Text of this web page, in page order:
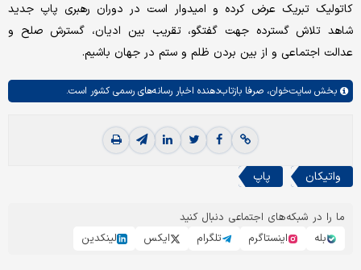
کاتولیک تبریک عرض کرده و امیدوار است در دوران رهبری پاپ جدید
شاهد تلاش گسترده جهت گفتگو، تقریب بین ادیان، گسترش صلح و
عدالت اجتماعی و از بین بردن ظلم و ستم در جهان باشیم.
بخش سایت‌خوان، صرفا بازتاب‌دهنده اخبار رسانه‌های رسمی کشور است.
واتیکان پاپ
ما را در شبکه‌های اجتماعی دنبال کنید
بله
اینستاگرم تلگرام ایکس لینکدین